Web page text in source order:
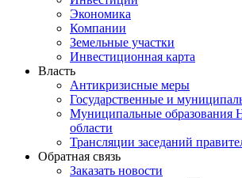
Экономика
Компании
Земельные участки
Инвестиционная карта
Власть
Антикризисные меры
Государственные и
Муниципальные образования
области
Трансляции заседаний
Обратная связь
Заказать новости